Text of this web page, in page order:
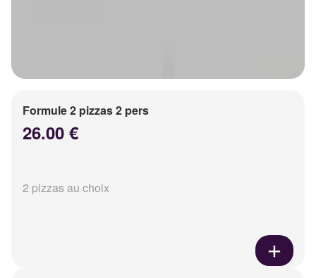
Formule 2 pizzas 2 pers
26.00 €
2 pizzas au choix